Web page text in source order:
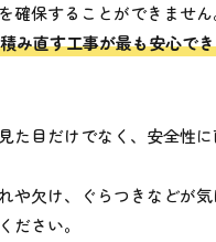
確保することができません
み直す工事が最も安心で
た目だけでなく、安全性
や欠け、ぐらつきなどが
ださい。